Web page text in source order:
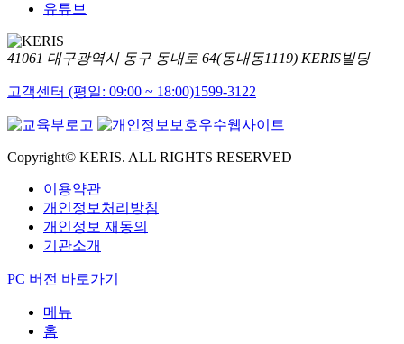
유튜브
41061 대구광역시 동구 동내로 64(동내동1119) KERIS빌딩
고객센터 (평일: 09:00 ~ 18:00)1599-3122
Copyright© KERIS. ALL RIGHTS RESERVED
이용약관
개인정보처리방침
개인정보 재동의
기관소개
PC 버전 바로가기
메뉴
홈